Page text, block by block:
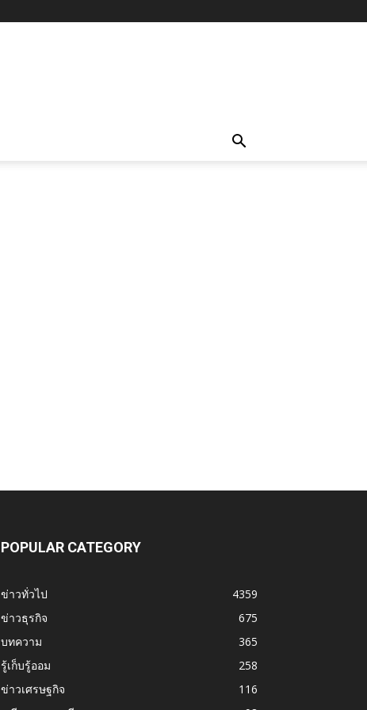
POPULAR CATEGORY
ข่าวทั่วไป
4359
ข่าวธุรกิจ
675
บทความ
365
รู้เก็บรู้ออม
258
ข่าวเศรษฐกิจ
116